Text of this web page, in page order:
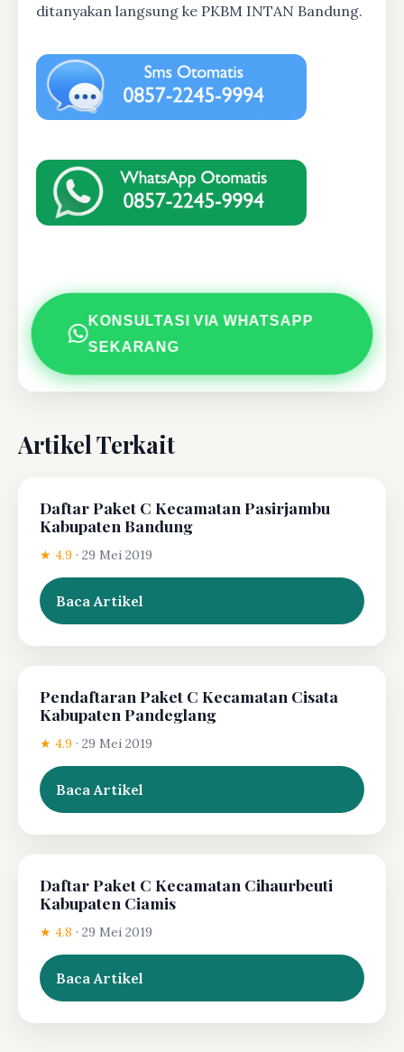
ditanyakan langsung ke PKBM INTAN Bandung.
KONSULTASI VIA WHATSAPP
SEKARANG
Artikel Terkait
Daftar Paket C Kecamatan Pasirjambu
Kabupaten Bandung
★ 4.9 · 29 Mei 2019
Baca Artikel
Pendaftaran Paket C Kecamatan Cisata
Kabupaten Pandeglang
★ 4.9 · 29 Mei 2019
Baca Artikel
Daftar Paket C Kecamatan Cihaurbeuti
Kabupaten Ciamis
★ 4.8 · 29 Mei 2019
Baca Artikel